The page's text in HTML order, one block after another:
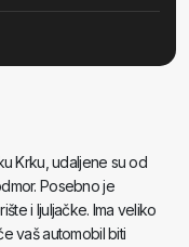
Krku, udaljene su od
Posebno je
i ljuljačke. Ima veliko
vaš automobil biti